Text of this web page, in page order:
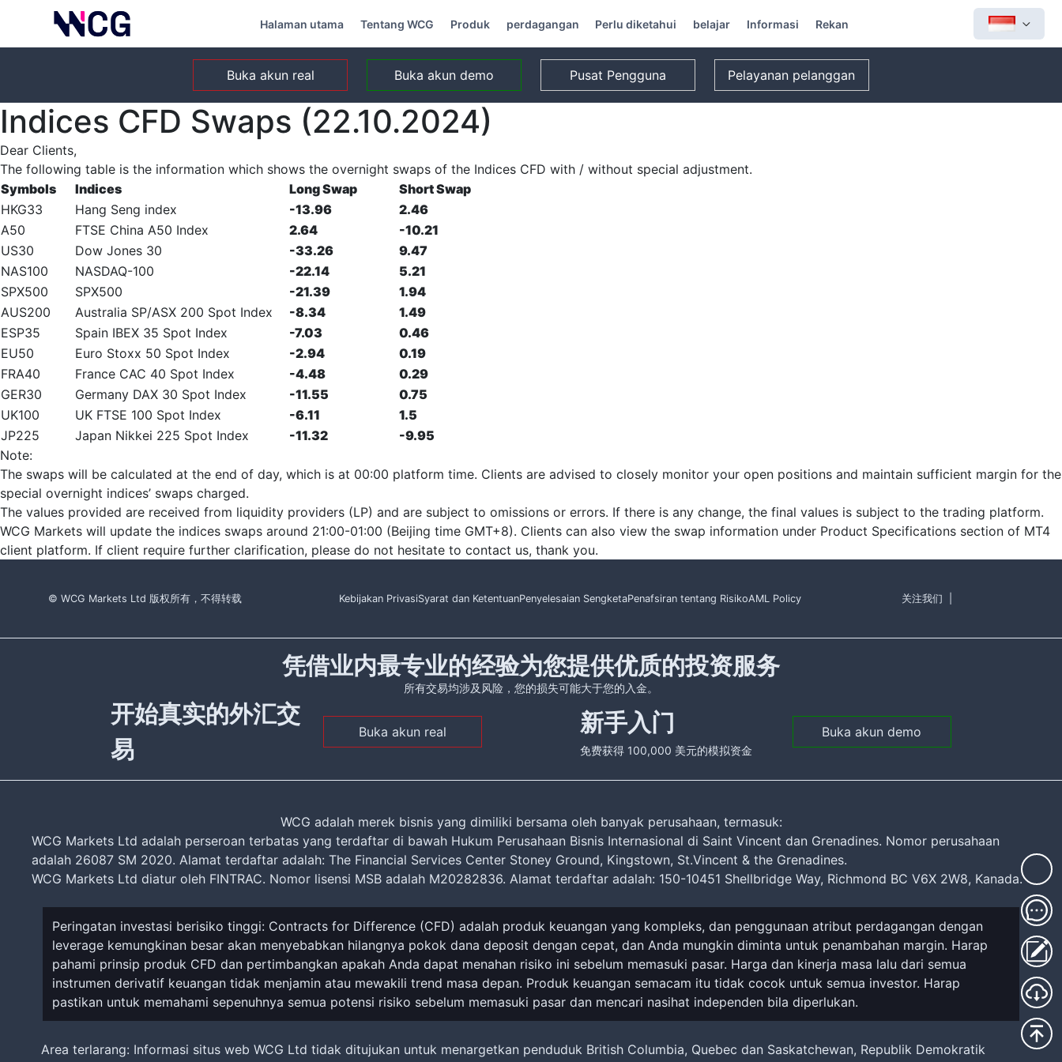
Halaman utama Tentang WCG Produk perdagangan Perlu diketahui belajar Informasi Rekan
Buka akun real Buka akun demo Pusat Pengguna Pelayanan pelanggan
Indices CFD Swaps (22.10.2024)
Dear Clients,
The following table is the information which shows the overnight swaps of the Indices CFD with / without special adjustment.
Symbols
Indices Long Swap
Short Swap
HKG33
Hang Seng index -13.96
2.46
A50
FTSE China A50 Index 2.64
-10.21
US30
Dow Jones 30 -33.26
9.47
NAS100
NASDAQ-100 -22.14
5.21
SPX500
SPX500 -21.39
1.94
AUS200
Australia SP/ASX 200 Spot Index -8.34
1.49
ESP35
Spain IBEX 35 Spot Index -7.03
0.46
EU50
Euro Stoxx 50 Spot Index -2.94
0.19
FRA40
France CAC 40 Spot Index -4.48
0.29
GER30
Germany DAX 30 Spot Index -11.55
0.75
UK100
UK FTSE 100 Spot Index -6.11
1.5
JP225
Japan Nikkei 225 Spot Index -11.32
-9.95
Note:
The swaps will be calculated at the end of day, which is at 00:00 platform time. Clients are advised to closely monitor your open positions and maintain sufficient margin for the
special overnight indices’ swaps charged.
The values provided are received from liquidity providers (LP) and are subject to omissions or errors. If there is any change, the final values is subject to the trading platform.
WCG Markets will update the indices swaps around 21:00-01:00 (Beijing time GMT+8). Clients can also view the swap information under Product Specifications section of MT4
client platform. If client require further clarification, please do not hesitate to contact us, thank you.
© WCG Markets Ltd 版权所有，不得转载 Kebijakan PrivasiSyarat dan KetentuanPenyelesaian SengketaPenafsiran tentang RisikoAML Policy 关注我们
凭借业内最专业的经验为您提供优质的投资服务
所有交易均涉及风险，您的损失可能大于您的入金。
开始真实的外汇交
易
Buka akun real 新手入门
免费获得 100,000 美元的模拟资金
Buka akun demo
WCG adalah merek bisnis yang dimiliki bersama oleh banyak perusahaan, termasuk:
WCG Markets Ltd adalah perseroan terbatas yang terdaftar di bawah Hukum Perusahaan Bisnis Internasional di Saint Vincent dan Grenadines. Nomor perusahaan
adalah 26087 SM 2020. Alamat terdaftar adalah: The Financial Services Center Stoney Ground, Kingstown, St.Vincent & the Grenadines.
WCG Markets Ltd diatur oleh FINTRAC. Nomor lisensi MSB adalah M20282836. Alamat terdaftar adalah: 150-10451 Shellbridge Way, Richmond BC V6X 2W8, Kanada.
Peringatan investasi berisiko tinggi: Contracts for Difference (CFD) adalah produk keuangan yang kompleks, dan penggunaan atribut perdagangan dengan
leverage kemungkinan besar akan menyebabkan hilangnya pokok dana deposit dengan cepat, dan Anda mungkin diminta untuk penambahan margin. Harap
pahami prinsip produk CFD dan pertimbangkan apakah Anda dapat menahan risiko ini sebelum memasuki pasar. Harga dan kinerja masa lalu dari semua
instrumen derivatif keuangan tidak menjamin atau mewakili trend masa depan. Produk keuangan semacam itu tidak cocok untuk semua investor. Harap
pastikan untuk memahami sepenuhnya semua potensi risiko sebelum memasuki pasar dan mencari nasihat independen bila diperlukan.
Area terlarang: Informasi situs web WCG Ltd tidak ditujukan untuk menargetkan penduduk British Columbia, Quebec dan Saskatchewan, Republik Demokratik